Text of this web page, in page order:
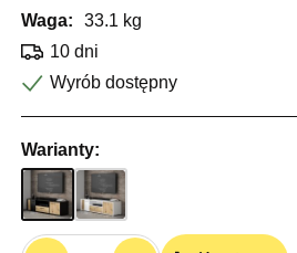
Waga:
33.1 kg
10 dni
Wyrób dostępny
Warianty: